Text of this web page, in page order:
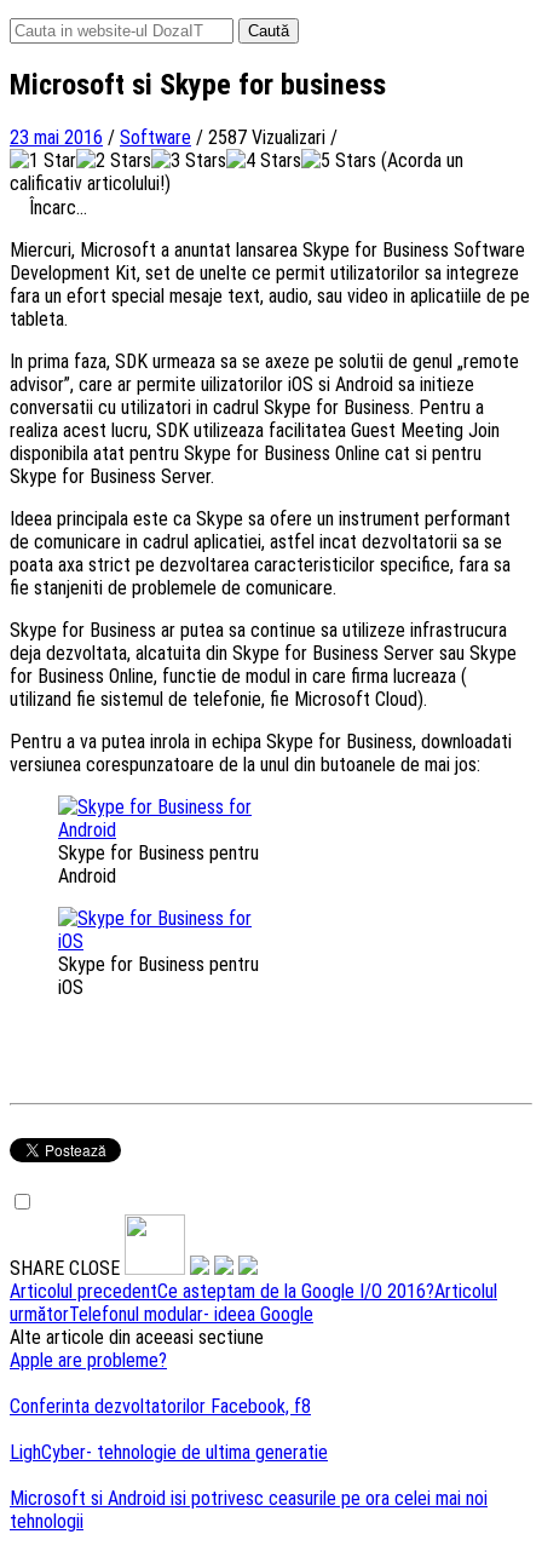
Caută
după:
Microsoft si Skype for business
23 mai 2016 / Software / 2587 Vizualizari /
(Acorda un
calificativ articolului!)
Încarc...
Miercuri, Microsoft a anuntat lansarea Skype for Business Software
Development Kit, set de unelte ce permit utilizatorilor sa integreze
fara un efort special mesaje text, audio, sau video in aplicatiile de pe
tableta.
In prima faza, SDK urmeaza sa se axeze pe solutii de genul „remote
advisor”, care ar permite uilizatorilor iOS si Android sa initieze
conversatii cu utilizatori in cadrul Skype for Business. Pentru a
realiza acest lucru, SDK utilizeaza facilitatea Guest Meeting Join
disponibila atat pentru Skype for Business Online cat si pentru
Skype for Business Server.
Ideea principala este ca Skype sa ofere un instrument performant
de comunicare in cadrul aplicatiei, astfel incat dezvoltatorii sa se
poata axa strict pe dezvoltarea caracteristicilor specifice, fara sa
fie stanjeniti de problemele de comunicare.
Skype for Business ar putea sa continue sa utilizeze infrastrucura
deja dezvoltata, alcatuita din Skype for Business Server sau Skype
for Business Online, functie de modul in care firma lucreaza (
utilizand fie sistemul de telefonie, fie Microsoft Cloud).
Pentru a va putea inrola in echipa Skype for Business, downloadati
versiunea corespunzatoare de la unul din butoanele de mai jos:
Skype for Business pentru
Android
Skype for Business pentru
iOS
SHARE CLOSE
Navigare
articole
Articolul precedentCe asteptam de la Google I/O 2016?Articolul
următorTelefonul modular- ideea Google
Alte articole din aceeasi sectiune
Apple are probleme?
Conferinta dezvoltatorilor Facebook, f8
LighCyber- tehnologie de ultima generatie
Microsoft si Android isi potrivesc ceasurile pe ora celei mai noi
tehnologii